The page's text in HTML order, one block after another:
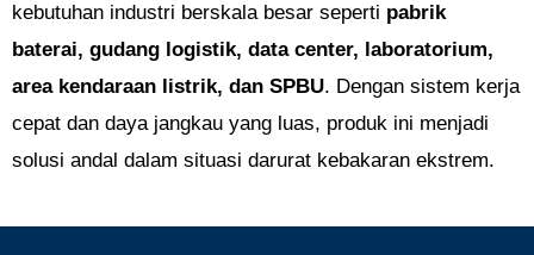
kebutuhan industri berskala besar seperti pabrik
baterai, gudang logistik, data center, laboratorium,
area kendaraan listrik, dan SPBU. Dengan sistem kerja
cepat dan daya jangkau yang luas, produk ini menjadi
solusi andal dalam situasi darurat kebakaran ekstrem.